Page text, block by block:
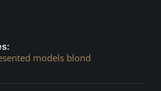
models blond